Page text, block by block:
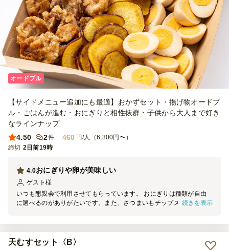
オードブル
【サイドメニュー追加にも最適】おかずセット・揚げ物オードブ
ル・ごはんが進む・おにぎりと相性抜群・子供から大人まで好き
なラインナップ
4.50
2件 460 円/人（6,300円〜）
締切 2日前19時
おにぎりや卵が美味しい
4.0
ゲスト 様
いつも懇親会で利用させてもらっています。 おにぎりは種類が自由
に選べるのがありがたいです。また、さつまいもチップスや、ゆで
続きを表示
天むすセット〈B〉